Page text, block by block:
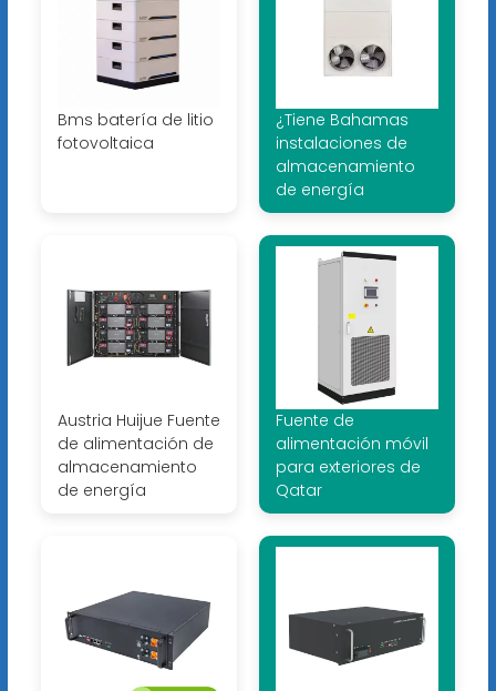
Bms batería de litio
fotovoltaica
¿Tiene Bahamas
instalaciones de
almacenamiento
de energía
Austria Huijue Fuente
de alimentación de
almacenamiento
de energía
Fuente de
alimentación móvil
para exteriores de
Qatar